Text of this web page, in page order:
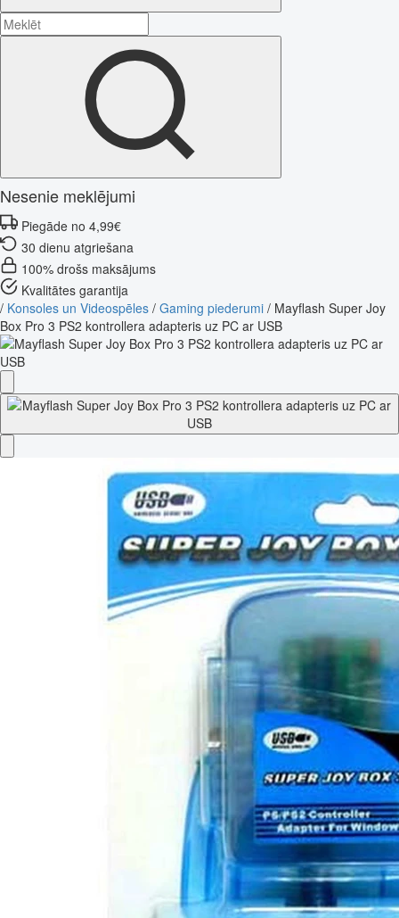
Nesenie meklējumi
Piegāde no 4,99€
30 dienu atgriešana
100% drošs maksājums
Kvalitātes garantija
/ Konsoles un Videospēles / Gaming piederumi / Mayflash Super Joy
Box Pro 3 PS2 kontrollera adapteris uz PC ar USB